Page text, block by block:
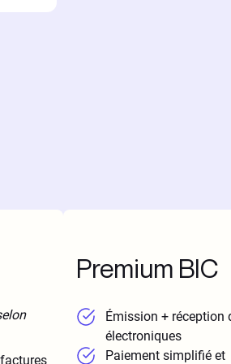
Premium BIC
Émission + réception
électroniques
Paiement simplifié et